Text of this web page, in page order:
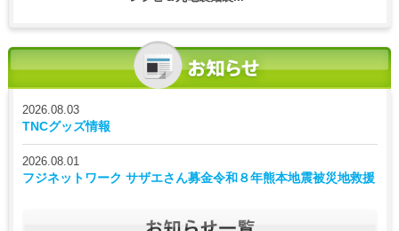
2026.08.03
TNCグッズ情報
2026.08.01
フジネットワーク サザエさん募金令和８年熊本地震被災地救援